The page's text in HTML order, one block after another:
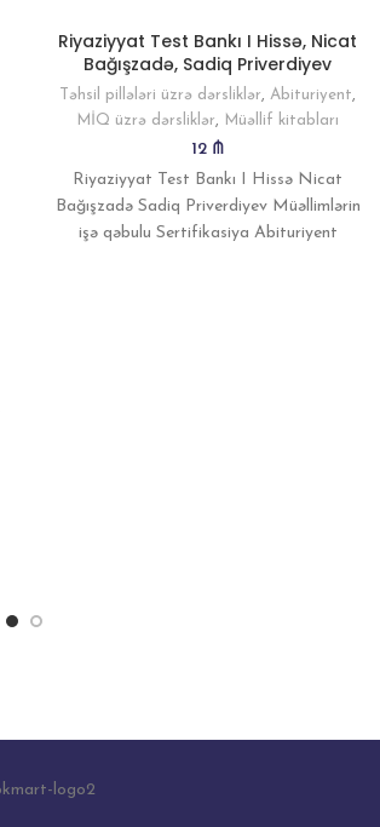
Riyaziyyat Test Bankı I Hissə, Nicat
Bağışzadə, Sadiq Priverdiyev
Təhsil pillələri üzrə dərsliklər, Abituriyent,
MİQ üzrə dərsliklər, Müəllif kitabları
12 ₼
Riyaziyyat Test Bankı I Hissə Nicat
Bağışzadə Sadiq Priverdiyev Müəllimlərin
işə qəbulu Sertifikasiya Abituriyent